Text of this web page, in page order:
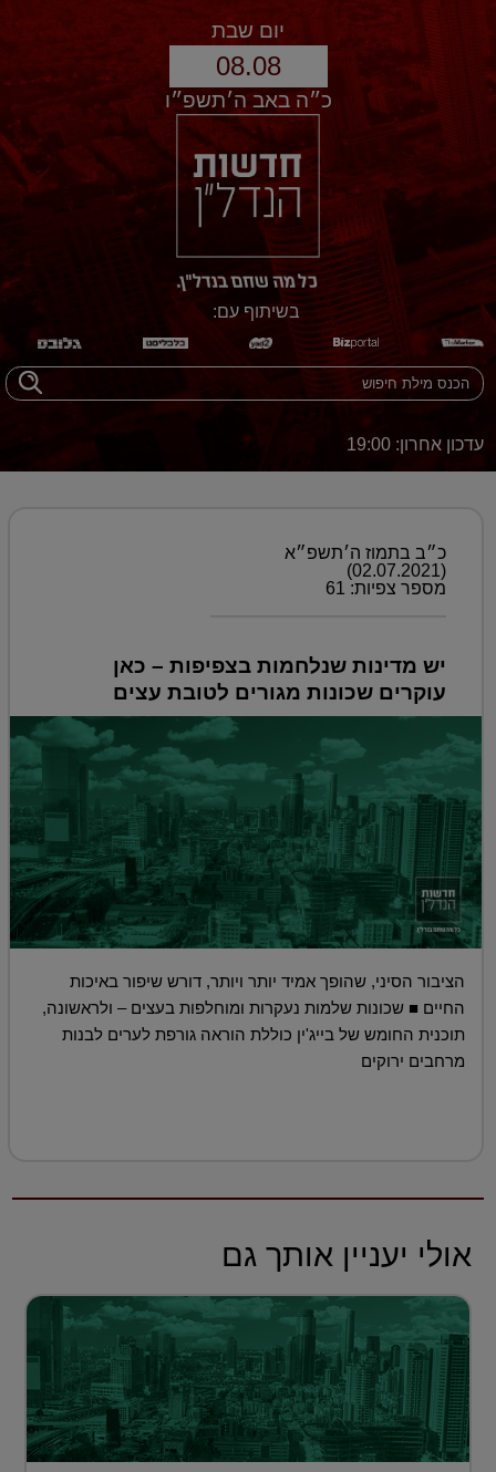
יום שבת
08.08
כ״ה באב ה׳תשפ״ו
בשיתוף עם:
עדכון אחרון: 19:00
כ״ב בתמוז ה׳תשפ״א
(02.07.2021)
מספר צפיות: 61
יש מדינות שנלחמות בצפיפות – כאן
עוקרים שכונות מגורים לטובת עצים
הציבור הסיני, שהופך אמיד יותר ויותר, דורש שיפור באיכות
החיים ■ שכונות שלמות נעקרות ומוחלפות בעצים – ולראשונה,
תוכנית החומש של בייג'ין כוללת הוראה גורפת לערים לבנות
מרחבים ירוקים
אולי יעניין אותך גם